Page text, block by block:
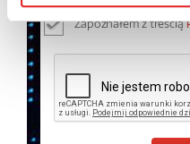
Zapoznałem z treścią